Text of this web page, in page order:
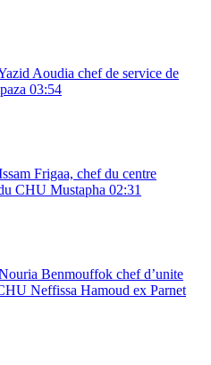
Aoudia chef de service de
03:54
Frigaa, chef du centre
CHU Mustapha 02:31
Benmouffok chef d’unite
Neffissa Hamoud ex Parnet